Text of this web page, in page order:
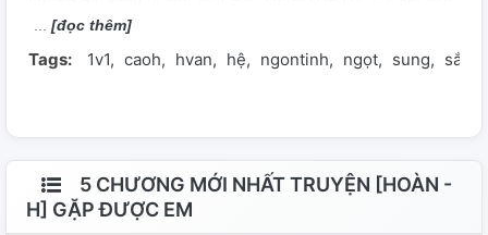
liếc mắt nhìn cậu một cái, cô muốn gì Thành Ngự cũng
không thể từ chối..... Ngoại trừ lúc lên giường -- Cô nói
[đọc thêm]
Tags: 1v1 caoh hvan hệ ngontinh ngọt sung sắc
5 CHƯƠNG MỚI NHẤT TRUYỆN [HOÀN -
H] GẶP ĐƯỢC EM